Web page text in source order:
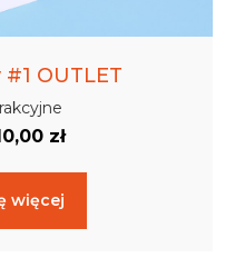
OUTLET
zł
więcej